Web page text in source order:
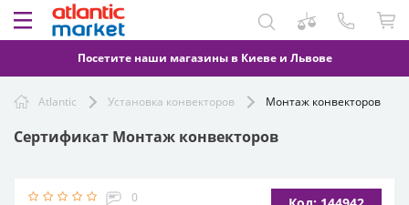
Посетите наши магазины в Киеве и Львове
Atlantic Установка конвекторов Монтаж конвекторов
Сертификат Монтаж конвекторов
0